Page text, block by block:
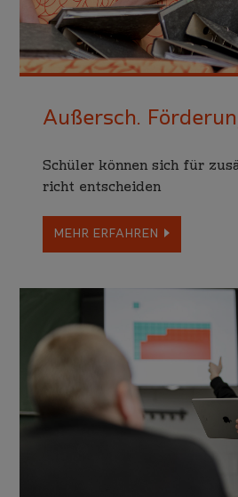
Außersch.
Schüler können sich für
richt entscheiden
MEHR ERFAHREN